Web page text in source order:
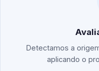
Detectamos a
aplicando o